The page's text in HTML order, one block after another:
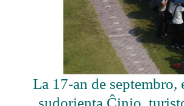
La 17-an de
sudorienta Ĉinio,